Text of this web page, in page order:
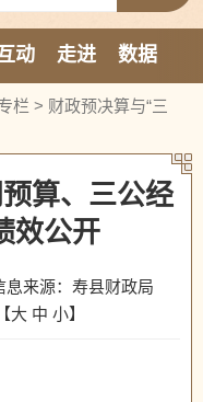
动 走进
数据
栏 > 财政预决算与“三
算、三公经
效公开
息来源：寿县财政局
大 中 小】